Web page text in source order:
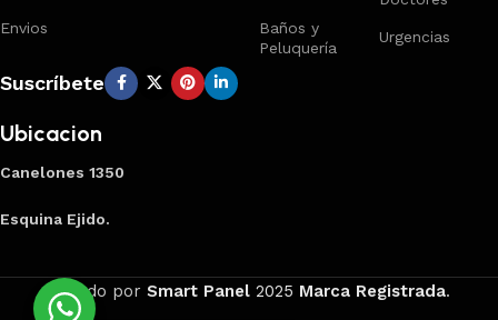
Envios
Baños y
Peluquería
Urgencias
Suscríbete
Ubicacion
Canelones 1350
Esquina Ejido.
Creado por Smart Panel 2025 Marca Registrada.